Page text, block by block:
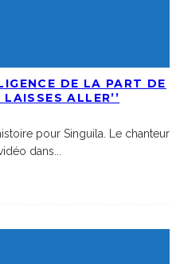
DE LA PART DE
ALLER’’
pour Singuila. Le chanteur
dans